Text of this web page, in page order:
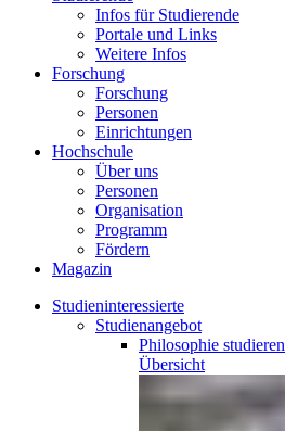
Infos für Studierende
Portale und Links
Weitere Infos
Forschung
Forschung
Personen
Einrichtungen
Hochschule
Über uns
Personen
Organisation
Programm
Fördern
Magazin
Studieninteressierte
Studienangebot
Philosophie studieren
Übersicht